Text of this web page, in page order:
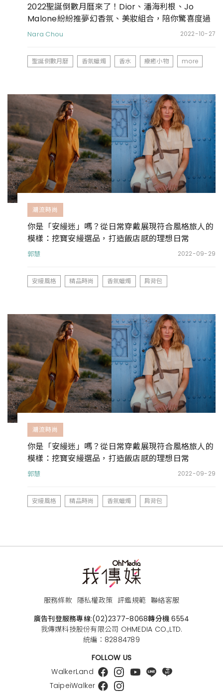
2022聖誕倒數月曆來了！Dior、潘海利根、Jo
Malone紛紛推夢幻香氛、美妝組合，陪你驚喜度過
12月的每一天
Nara Chou 2022-10-27
聖誕倒數月曆 香氛蠟燭 香水 療癒小物 more
潮流時尚
你是「安縵迷」嗎？從日常穿戴展現符合風格旅人的
模樣：挖寶安縵選品，打造飯店感的理想日常
郭慧 2022-09-29
安縵風格 精品時尚 香氛蠟燭 肩背包
潮流時尚
你是「安縵迷」嗎？從日常穿戴展現符合風格旅人的
模樣：挖寶安縵選品，打造飯店感的理想日常
郭慧 2022-09-29
安縵風格 精品時尚 香氛蠟燭 肩背包
服務條款 隱私權政策 評鑑規範 聯絡客服
廣告刊登服務專線:(02)2377-8068轉分機 6554
我傳媒科技股份有限公司 OHMEDIA CO.,LTD.
統編：82884789
FOLLOW US
WalkerLand
TaipeiWalker